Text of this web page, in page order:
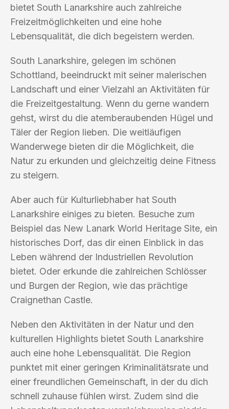
bietet South Lanarkshire auch zahlreiche
Freizeitmöglichkeiten und eine hohe
Lebensqualität, die dich begeistern werden.
South Lanarkshire, gelegen im schönen
Schottland, beeindruckt mit seiner malerischen
Landschaft und einer Vielzahl an Aktivitäten für
die Freizeitgestaltung. Wenn du gerne wandern
gehst, wirst du die atemberaubenden Hügel und
Täler der Region lieben. Die weitläufigen
Wanderwege bieten dir die Möglichkeit, die
Natur zu erkunden und gleichzeitig deine Fitness
zu steigern.
Aber auch für Kulturliebhaber hat South
Lanarkshire einiges zu bieten. Besuche zum
Beispiel das New Lanark World Heritage Site, ein
historisches Dorf, das dir einen Einblick in das
Leben während der Industriellen Revolution
bietet. Oder erkunde die zahlreichen Schlösser
und Burgen der Region, wie das prächtige
Craignethan Castle.
Neben den Aktivitäten in der Natur und den
kulturellen Highlights bietet South Lanarkshire
auch eine hohe Lebensqualität. Die Region
punktet mit einer geringen Kriminalitätsrate und
einer freundlichen Gemeinschaft, in der du dich
schnell zuhause fühlen wirst. Zudem sind die